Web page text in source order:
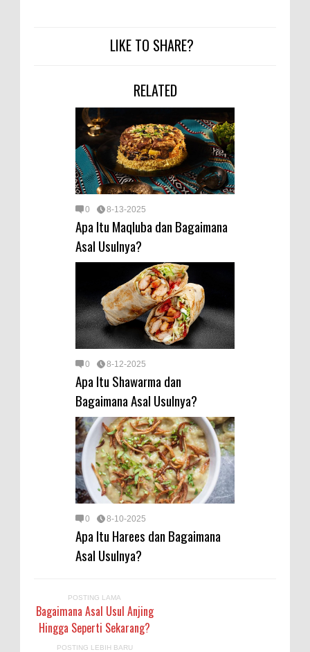
LIKE TO SHARE?
RELATED
0 8-13-2025
Apa Itu Maqluba dan Bagaimana
Asal Usulnya?
0 8-12-2025
Apa Itu Shawarma dan
Bagaimana Asal Usulnya?
0 8-10-2025
Apa Itu Harees dan Bagaimana
Asal Usulnya?
POSTING LAMA
Bagaimana Asal Usul Anjing
Hingga Seperti Sekarang?
POSTING LEBIH BARU